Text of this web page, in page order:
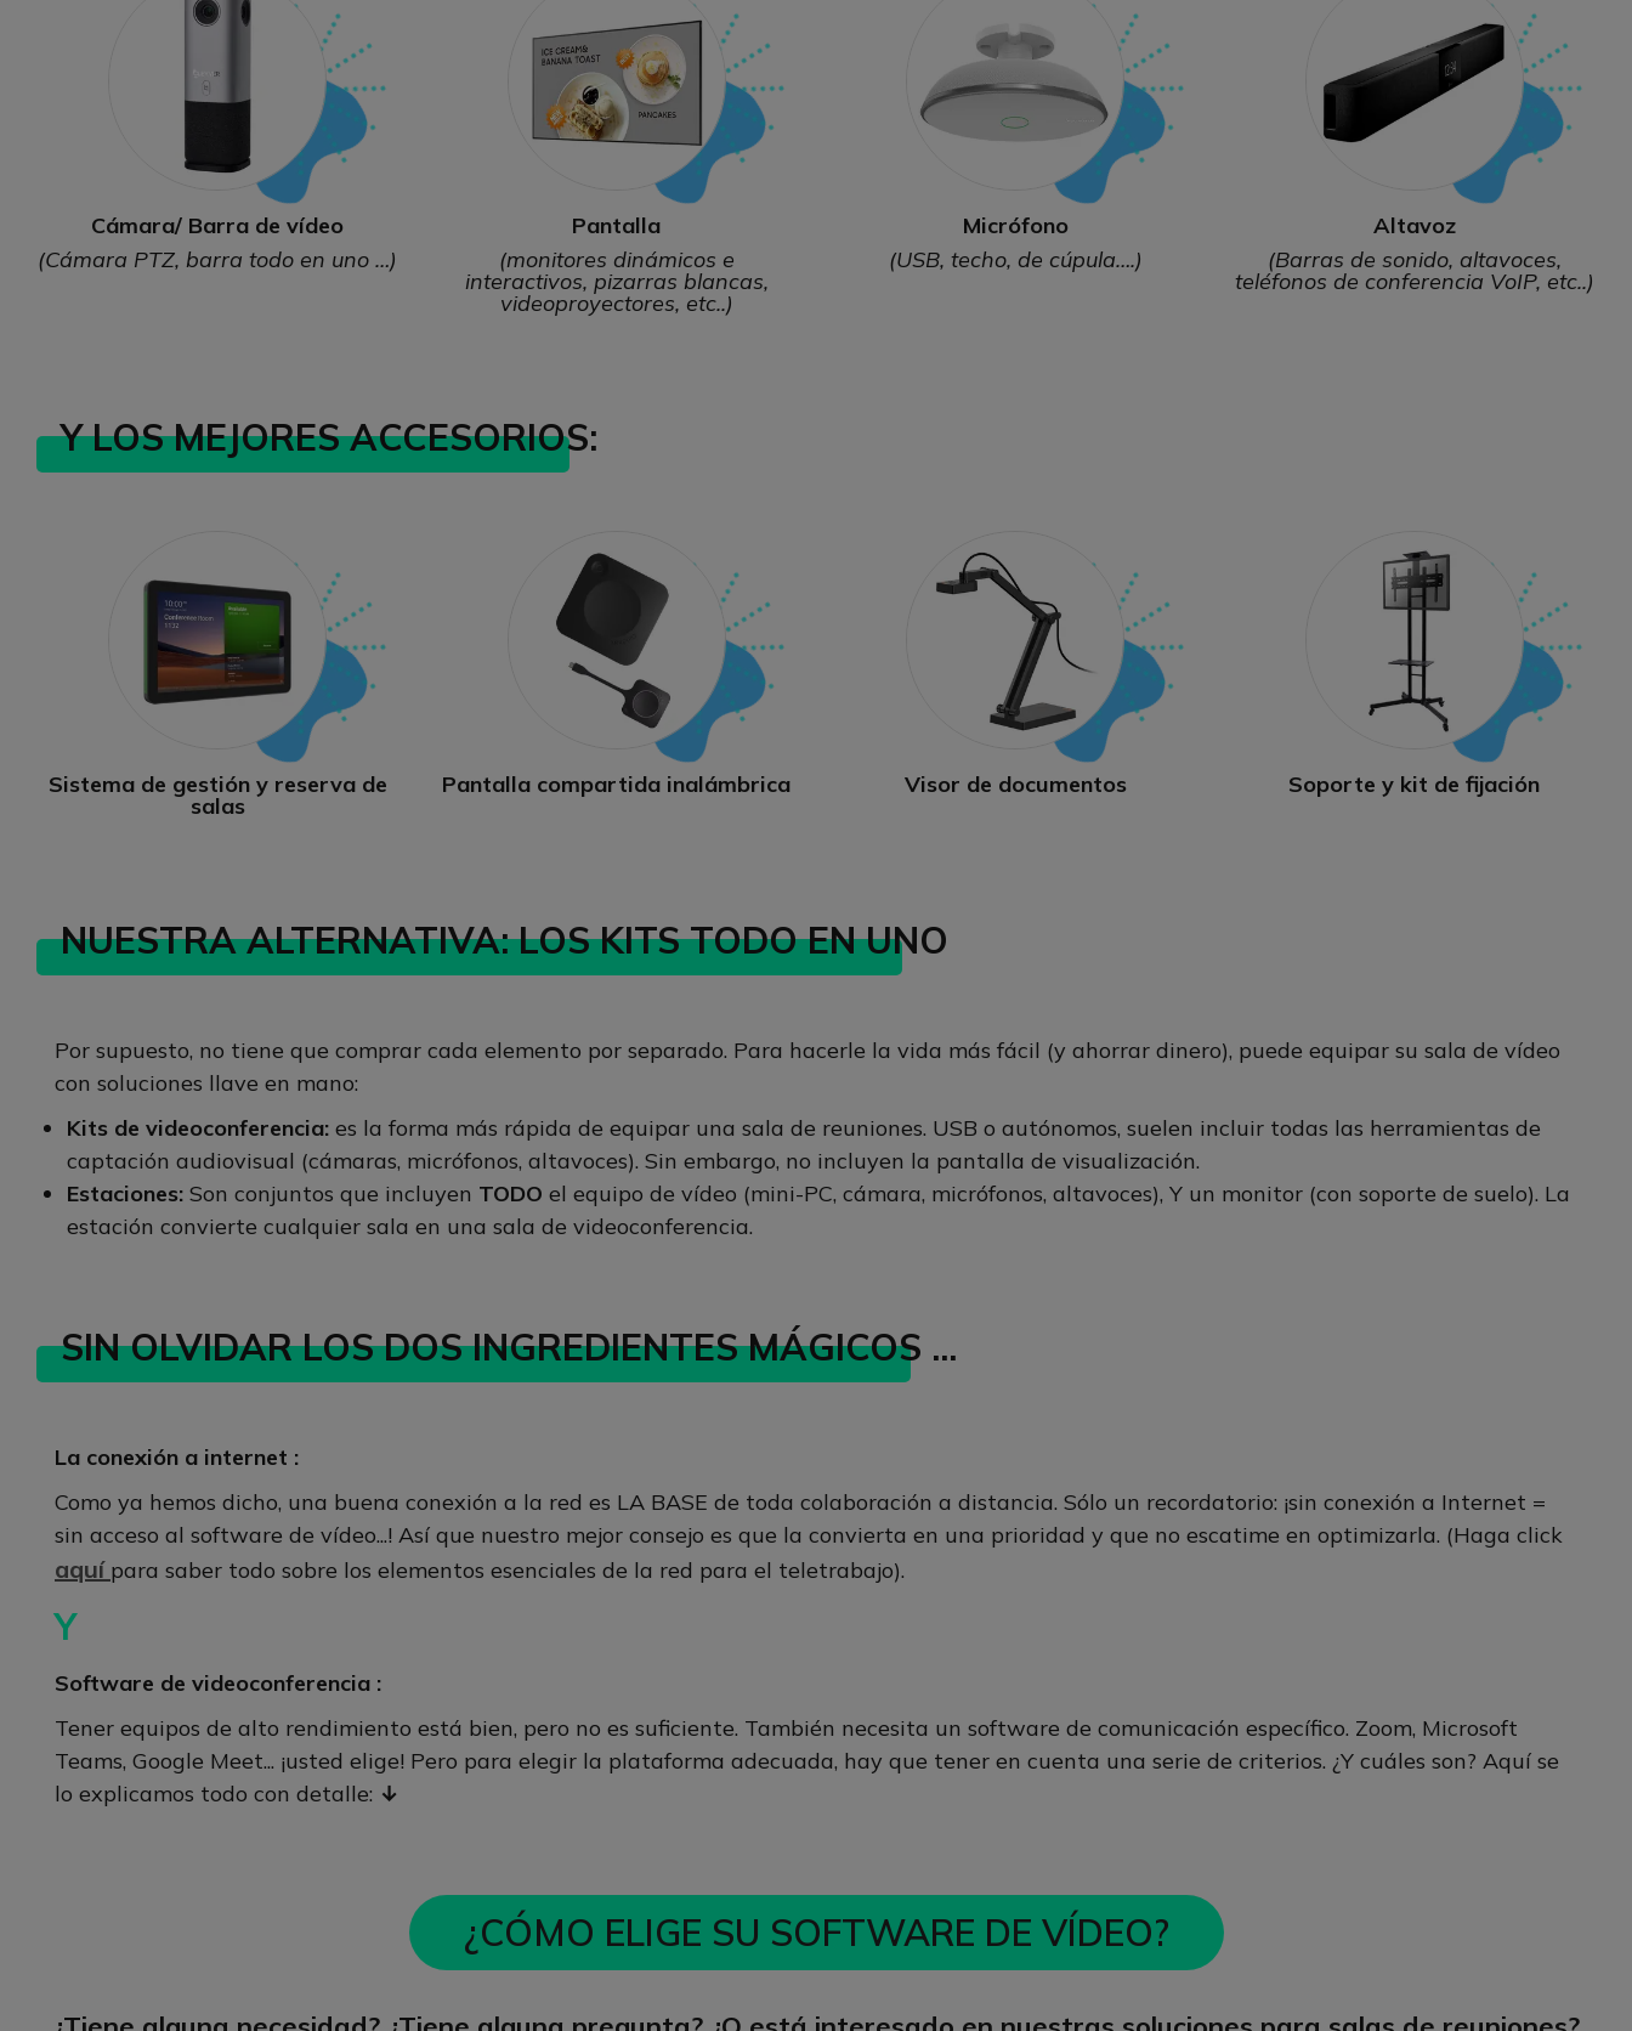
Cámara/ Barra de vídeo
(Cámara PTZ, barra todo en uno …)
Pantalla
(monitores dinámicos e
interactivos, pizarras blancas,
videoproyectores, etc..)
Micrófono
(USB, techo, de cúpula….)
Altavoz
(Barras de sonido, altavoces,
teléfonos de conferencia VoIP, etc..)
Y LOS MEJORES ACCESORIOS:
Sistema de gestión y reserva de
salas
Pantalla compartida inalámbrica Visor de documentos Soporte y kit de fijación
NUESTRA ALTERNATIVA: LOS KITS TODO EN UNO
Por supuesto, no tiene que comprar cada elemento por separado. Para hacerle la vida más fácil (y ahorrar dinero), puede equipar su sala de vídeo
con soluciones llave en mano:
Kits de videoconferencia: es la forma más rápida de equipar una sala de reuniones. USB o autónomos, suelen incluir todas las herramientas de
captación audiovisual (cámaras, micrófonos, altavoces). Sin embargo, no incluyen la pantalla de visualización.
Estaciones: Son conjuntos que incluyen TODO el equipo de vídeo (mini-PC, cámara, micrófonos, altavoces), Y un monitor (con soporte de suelo). La
estación convierte cualquier sala en una sala de videoconferencia.
SIN OLVIDAR LOS DOS INGREDIENTES MÁGICOS ...
La conexión a internet :
Como ya hemos dicho, una buena conexión a la red es LA BASE de toda colaboración a distancia. Sólo un recordatorio: ¡sin conexión a Internet =
sin acceso al software de vídeo...! Así que nuestro mejor consejo es que la convierta en una prioridad y que no escatime en optimizarla. (Haga click
aquí para saber todo sobre los elementos esenciales de la red para el teletrabajo).
Y
Software de videoconferencia :
Tener equipos de alto rendimiento está bien, pero no es suficiente. También necesita un software de comunicación específico. Zoom, Microsoft
Teams, Google Meet... ¡usted elige! Pero para elegir la plataforma adecuada, hay que tener en cuenta una serie de criterios. ¿Y cuáles son? Aquí se
lo explicamos todo con detalle: ↓
¿CÓMO ELIGE SU SOFTWARE DE VÍDEO?